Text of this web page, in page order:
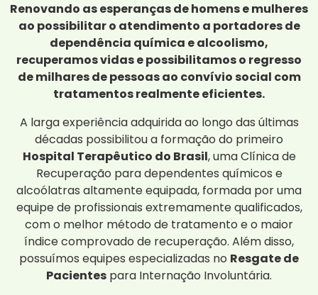
Renovando as esperanças de homens e mulheres
ao possibilitar o atendimento a portadores de
dependência química e alcoolismo,
recuperamos vidas e possibilitamos o regresso
de milhares de pessoas ao convívio social com
tratamentos realmente eficientes.
A larga experiência adquirida ao longo das últimas
décadas possibilitou a formação do primeiro
Hospital Terapêutico do Brasil, uma Clínica de
Recuperação para dependentes químicos e
alcoólatras altamente equipada, formada por uma
equipe de profissionais extremamente qualificados,
com o melhor método de tratamento e o maior
índice comprovado de recuperação. Além disso,
possuímos equipes especializadas no Resgate de
Pacientes para Internação Involuntária.